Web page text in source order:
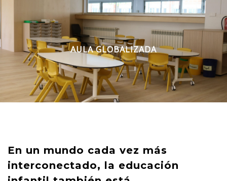
content
AULA GLOBALIZADA
En un mundo cada vez más
interconectado, la educación